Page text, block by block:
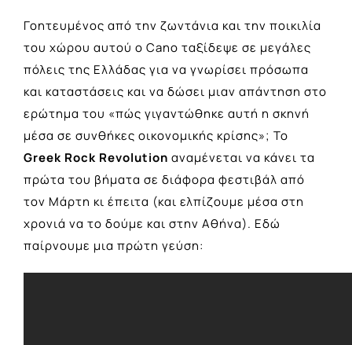
Γοητευμένος από την ζωντάνια και την ποικιλία
του χώρου αυτού ο Cano ταξίδεψε σε μεγάλες
πόλεις της Ελλάδας για να γνωρίσει πρόσωπα
και καταστάσεις και να δώσει μιαν απάντηση στο
ερώτημα του «πώς γιγαντώθηκε αυτή η σκηνή
μέσα σε συνθήκες οικονομικής κρίσης»; To
Greek Rock Revolution αναμένεται να κάνει τα
πρώτα του βήματα σε διάφορα φεστιβάλ από
τον Μάρτη κι έπειτα (και ελπίζουμε μέσα στη
χρονιά να το δούμε και στην Αθήνα). Εδώ
παίρνουμε μια πρώτη γεύση: